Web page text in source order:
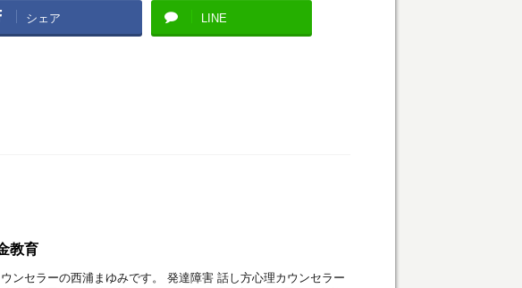
シェア LINE
教育
ンセラーの西浦まゆみです。 発達障害 話し方心理カウンセラー